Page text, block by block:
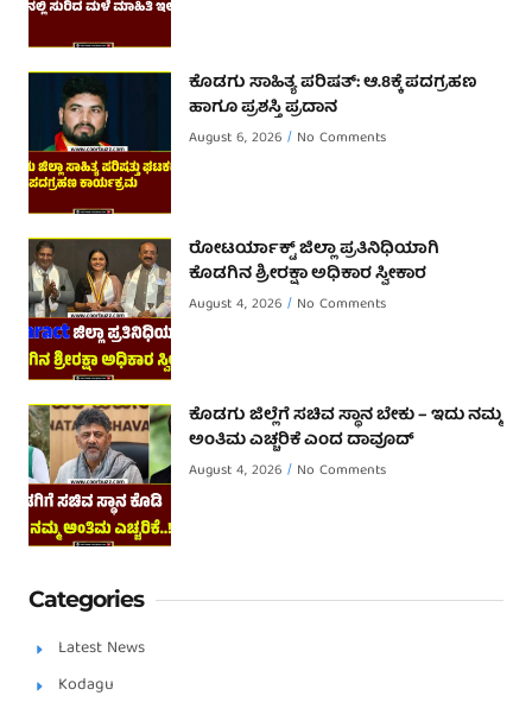
ಕೊಡಗು ಸಾಹಿತ್ಯ ಪರಿಷತ್: ಆ.8ಕ್ಕೆ ಪದಗ್ರಹಣ
ಹಾಗೂ ಪ್ರಶಸ್ತಿ ಪ್ರದಾನ
August 6, 2026 No Comments
ರೋಟರ್ಯಾಕ್ಟ್ ಜಿಲ್ಲಾ ಪ್ರತಿನಿಧಿಯಾಗಿ
ಕೊಡಗಿನ ಶ್ರೀರಕ್ಷಾ ಅಧಿಕಾರ ಸ್ವೀಕಾರ
August 4, 2026 No Comments
ಕೊಡಗು ಜಿಲ್ಲೆಗೆ ಸಚಿವ ಸ್ಥಾನ ಬೇಕು – ಇದು ನಮ್ಮ
ಅಂತಿಮ ಎಚ್ಚರಿಕೆ ಎಂದ ದಾವೂದ್ ‌
August 4, 2026 No Comments
Categories
Latest News
Kodagu